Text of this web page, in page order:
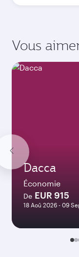
Vous
Dacca
Économie
De EUR 915
18 Aoû 2026 - 09